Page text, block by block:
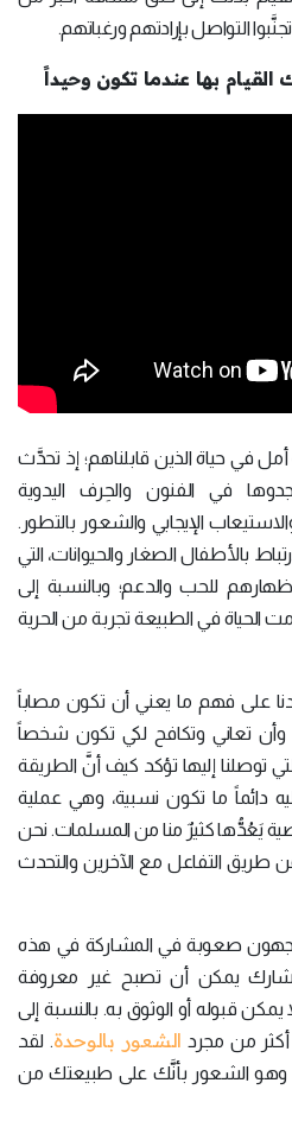
التواصل بإرادتهم ورغباتهم.
في حياة الذين قابلناهم؛ إذ تحدَّث
في الفنون والحِرف اليدوية
الإيجابي والشعور بالتطور.
بالأطفال الصغار والحيوانات، التي
للحب والدعم؛ وبالنسبة إلى
الحياة في الطبيعة تجربة من الحرية
على فهم ما يعني أن تكون مصاباً
وأن تعاني وتكافح لكي تكون شخصاً
توصلنا إليها تؤكد كيف أنَّ الطريقة
دائماً ما تكون نسبية، وهي عملية
يَعُدُّها كثيرٌ منا من المسلمات. نحن
طريق التفاعل مع الآخرين والتحدث
يواجهون صعوبة في المشاركة في هذه
تُشارك يمكن أن تصبح غير معروفة
قبوله أو الوثوق به. بالنسبة إلى
أكثر من مجرد الشعور بالوحدة. لقد
وهو الشعور بأنَّك على طبيعتك من